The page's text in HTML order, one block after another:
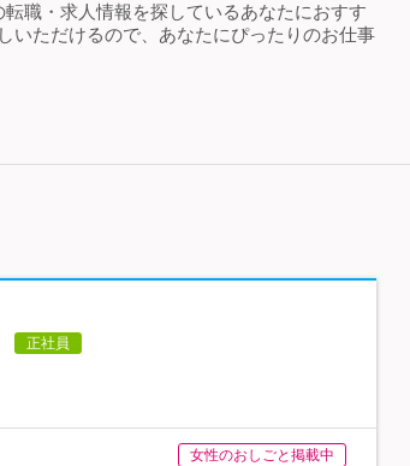
職・求人情報を探しているあなたにおすす
いただけるので、あなたにぴったりのお仕事
正社員
女性のおしごと掲載中